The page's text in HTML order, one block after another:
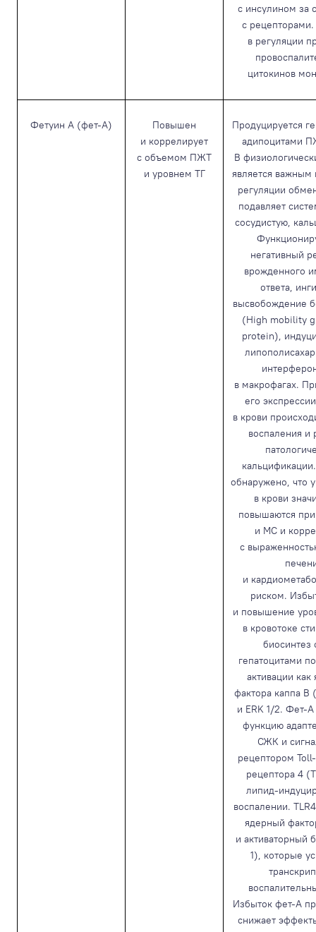
с инсулином за
с рецепторами.
в регуляции
цитокинов
Фетуин А (фет-А)
Повышен
и коррелирует
с объемом ПЖТ
и уровнем ТГ
Продуцируется
адипоцитами
В
является
регуляции
подавляет
сосудистую,
негативный
врожденного
ответа,
высвобождение
(High mobility
protein),
в макрофагах.
его
в крови
воспаления и
обнаружено, что
в крови
повышаются
и МС и
с
и
риском.
и повышение
в кровотоке
биосинтез
гепатоцитами
активации как
фактора каппа B
и ERK 1/2. Фет-
функцию
СЖК и
рецептором
рецептора 4
липид-
воспалении.
ядерный
и активаторный
1), которые
Избыток фет-А
снижает